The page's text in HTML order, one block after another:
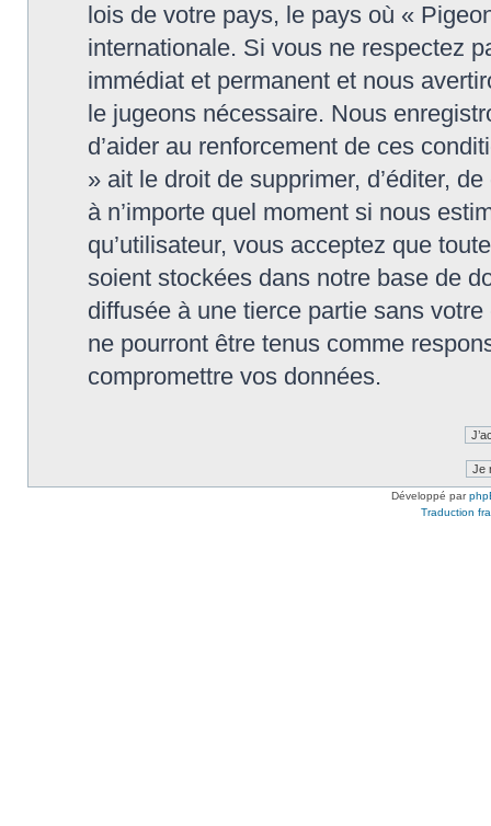
lois de votre pays, le pays où «
internationale. Si vous ne respectez
immédiat et permanent et nous
le jugeons nécessaire. Nous
d’aider au renforcement de ces
» ait le droit de supprimer, d’éditer,
à n’importe quel moment si nous
qu’utilisateur, vous acceptez que
soient stockées dans notre base de
diffusée à une tierce partie sans
ne pourront être tenus comme
compromettre vos données.
Développé par
Traduction